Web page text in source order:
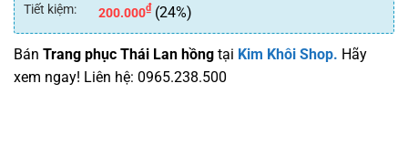
Tiết kiệm: 200.000₫ (24%)
Bán Trang phục Thái Lan hồng tại Kim Khôi Shop. Hãy
xem ngay! Liên hệ: 0965.238.500